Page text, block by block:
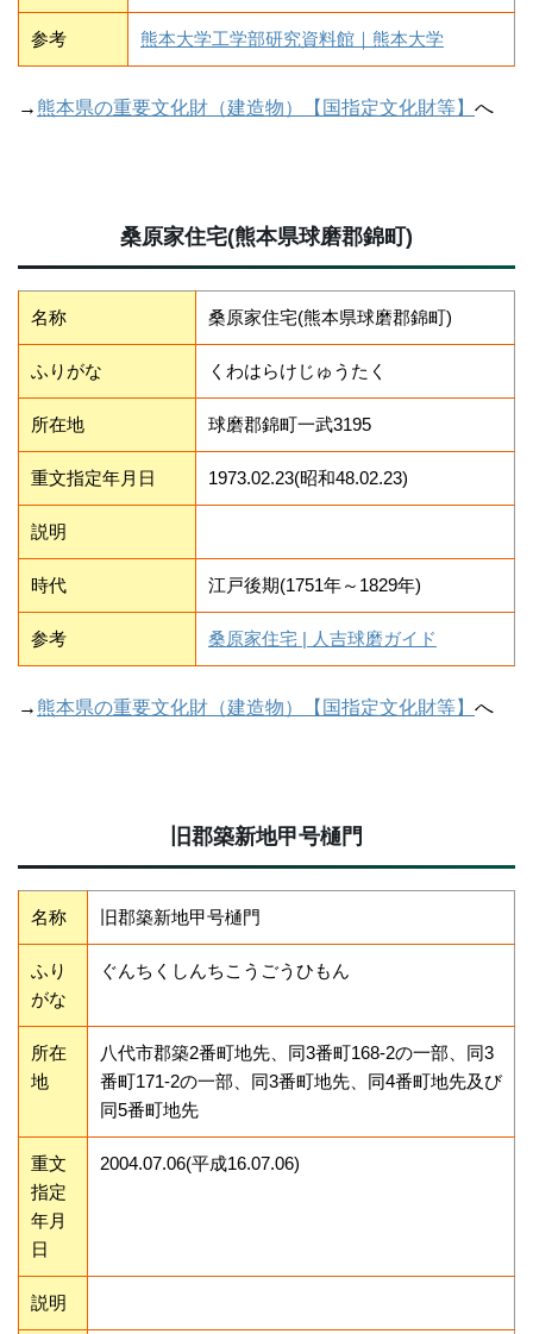
参考 熊本大学工学部研究資料館｜熊本大学
→ 熊本県の重要文化財（建造物）【国指定文化財等】 へ
桑原家住宅(熊本県球磨郡錦町)
名称 桑原家住宅(熊本県球磨郡錦町)
ふりがな くわはらけじゅうたく
所在地 球磨郡錦町一武3195
重文指定年月日 1973.02.23(昭和48.02.23)
説明
時代 江戸後期(1751年～1829年)
参考 桑原家住宅 | 人吉球磨ガイド
→ 熊本県の重要文化財（建造物）【国指定文化財等】 へ
旧郡築新地甲号樋門
名称 旧郡築新地甲号樋門
ふり
がな
ぐんちくしんちこうごうひもん
所在
地
八代市郡築2番町地先、同3番町168-2の一部、同3
番町171-2の一部、同3番町地先、同4番町地先及び
同5番町地先
重文
指定
年月
日
2004.07.06(平成16.07.06)
説明